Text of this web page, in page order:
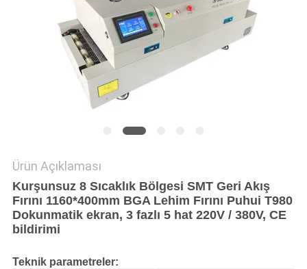
Ürün Açıklaması
Kurşunsuz 8 Sıcaklık Bölgesi SMT Geri Akış
Fırını 1160*400mm BGA Lehim Fırını Puhui T980
Dokunmatik ekran, 3 fazlı 5 hat 220V / 380V, CE
bildirimi
Teknik parametreler: